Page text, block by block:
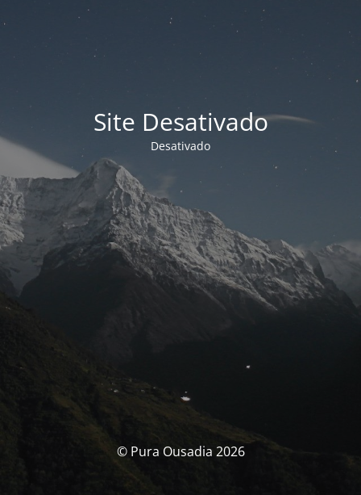
Site Desativado
Desativado
© Pura Ousadia 2026